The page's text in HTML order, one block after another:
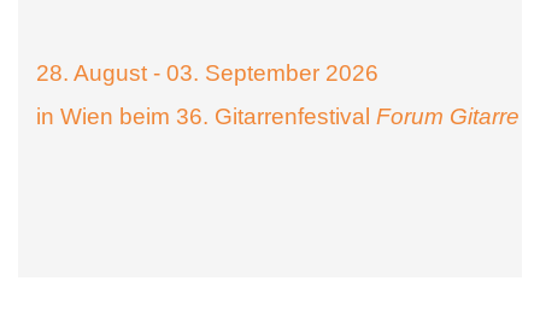
28. August - 03. September 2026
in Wien beim 36. Gitarrenfestival Forum Gitarre